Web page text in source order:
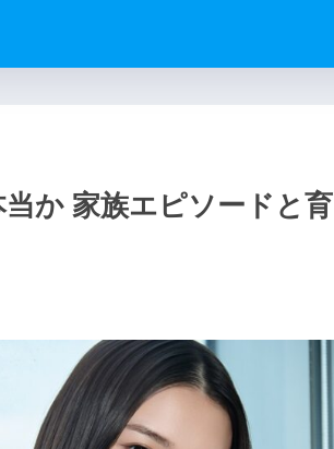
か 家族エピソードと育